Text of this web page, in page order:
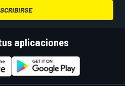
aplicaciones